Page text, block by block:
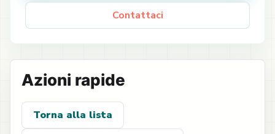
Contattaci
Azioni rapide
Torna alla lista